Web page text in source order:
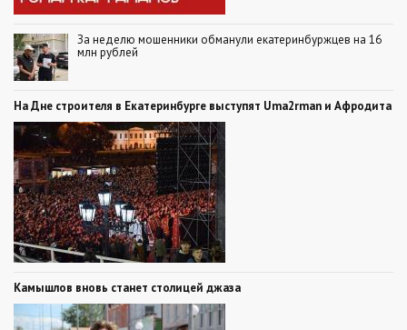
За неделю мошенники обманули екатеринбуржцев на 16
млн рублей
На Дне строителя в Екатеринбурге выступят Uma2rman и Афродита
Камышлов вновь станет столицей джаза